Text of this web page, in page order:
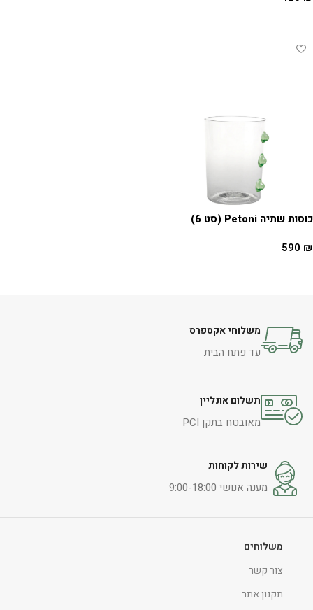
כוסות שתיה Petoni (סט 6)
590 ₪
משלוחי אקספרס
עד פתח הבית
תשלום אונליין
מאובטח בתקן PCI
שירות לקוחות
מענה אנושי 9:00-18:00
משלוחים
צור קשר
תקנון אתר